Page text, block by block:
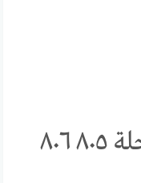
حل كلمات كراش مرحلة ٨٠٥ ٨٠٦